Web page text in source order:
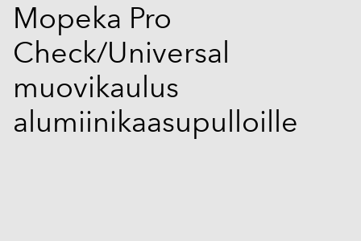
Mopeka Pro
Check/Universal
muovikaulus
alumiinikaasupulloille